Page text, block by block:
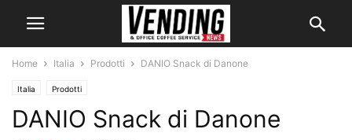
Home Italia Prodotti DANIO Snack di Danone
Italia Prodotti
DANIO Snack di Danone